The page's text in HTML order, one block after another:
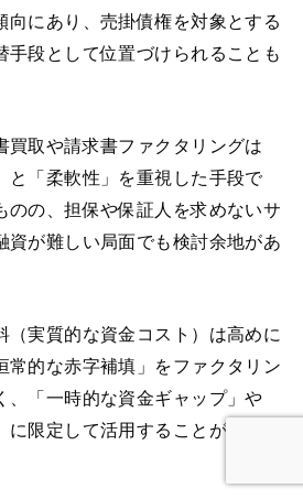
向にあり、売掛債権を対象とする
手段として位置づけられることも
買取や請求書ファクタリングは
と「柔軟性」を重視した手段で
のの、担保や保証人を求めないサ
資が難しい局面でも検討余地があ
（実質的な資金コスト）は高めに
常的な赤字補填」をファクタリン
、「一時的な資金ギャップ」や
に限定して活用することが現実的